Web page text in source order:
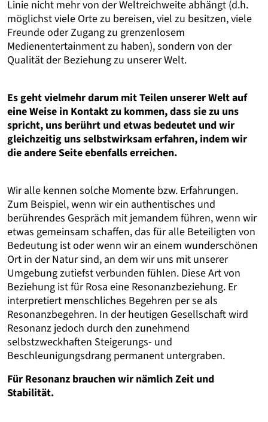
Linie nicht mehr von der Weltreichweite abhängt (d.h.
möglichst viele Orte zu bereisen, viel zu besitzen, viele
Freunde oder Zugang zu grenzenlosem
Medienentertainment zu haben), sondern von der
Qualität der Beziehung zu unserer Welt.
Es geht vielmehr darum mit Teilen unserer Welt auf
eine Weise in Kontakt zu kommen, dass sie zu uns
spricht, uns berührt und etwas bedeutet und wir
gleichzeitig uns selbstwirksam erfahren, indem wir
die andere Seite ebenfalls erreichen.
Wir alle kennen solche Momente bzw. Erfahrungen.
Zum Beispiel, wenn wir ein authentisches und
berührendes Gespräch mit jemandem führen, wenn wir
etwas gemeinsam schaffen, das für alle Beteiligten von
Bedeutung ist oder wenn wir an einem wunderschönen
Ort in der Natur sind, an dem wir uns mit unserer
Umgebung zutiefst verbunden fühlen. Diese Art von
Beziehung ist für Rosa eine Resonanzbeziehung. Er
interpretiert menschliches Begehren per se als
Resonanzbegehren. In der heutigen Gesellschaft wird
Resonanz jedoch durch den zunehmend
selbstzweckhaften Steigerungs- und
Beschleunigungsdrang permanent untergraben.
Für Resonanz brauchen wir nämlich Zeit und
Stabilität.